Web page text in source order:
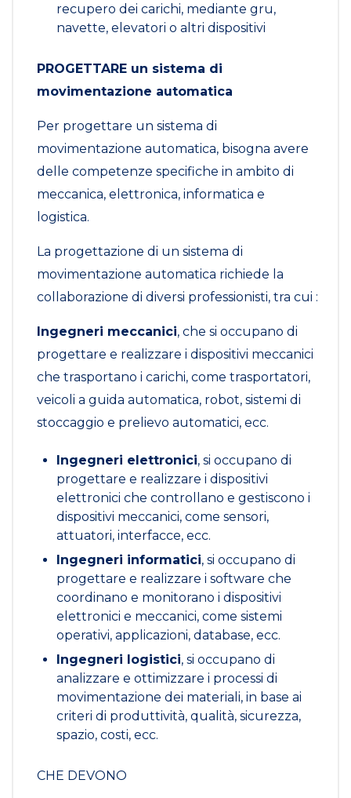
recupero dei carichi, mediante gru,
navette, elevatori o altri dispositivi
PROGETTARE un sistema di
movimentazione automatica
Per progettare un sistema di
movimentazione automatica, bisogna avere
delle competenze specifiche in ambito di
meccanica, elettronica, informatica e
logistica.
La progettazione di un sistema di
movimentazione automatica richiede la
collaborazione di diversi professionisti, tra cui :
Ingegneri meccanici, che si occupano di
progettare e realizzare i dispositivi meccanici
che trasportano i carichi, come trasportatori,
veicoli a guida automatica, robot, sistemi di
stoccaggio e prelievo automatici, ecc.
Ingegneri elettronici, si occupano di
progettare e realizzare i dispositivi
elettronici che controllano e gestiscono i
dispositivi meccanici, come sensori,
attuatori, interfacce, ecc.
Ingegneri informatici, si occupano di
progettare e realizzare i software che
coordinano e monitorano i dispositivi
elettronici e meccanici, come sistemi
operativi, applicazioni, database, ecc.
Ingegneri logistici, si occupano di
analizzare e ottimizzare i processi di
movimentazione dei materiali, in base ai
criteri di produttività, qualità, sicurezza,
spazio, costi, ecc.
CHE DEVONO